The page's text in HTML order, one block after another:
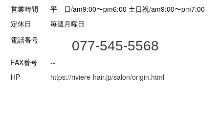
営業時間
平 日/am9:00〜pm6:00 土日祝/am9:00〜pm7:00
定休日
毎週月曜日
電話番号
077-545-5568
FAX番号
--
HP
https://riviere-hair.jp/salon/origin.html